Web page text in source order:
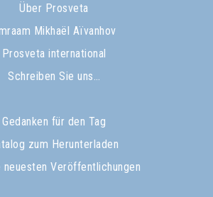
Über Prosveta
Mikhaël Aïvanhov
Prosveta international
Schreiben Sie uns…
Gedanken für den Tag
zum Herunterladen
neuesten Veröffentlichungen